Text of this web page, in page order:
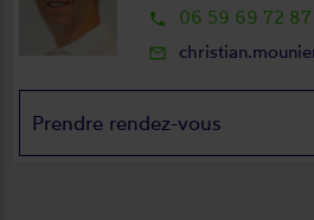
local_phone 06 59 69 72 87
mail_outline
Prendre rendez-vous